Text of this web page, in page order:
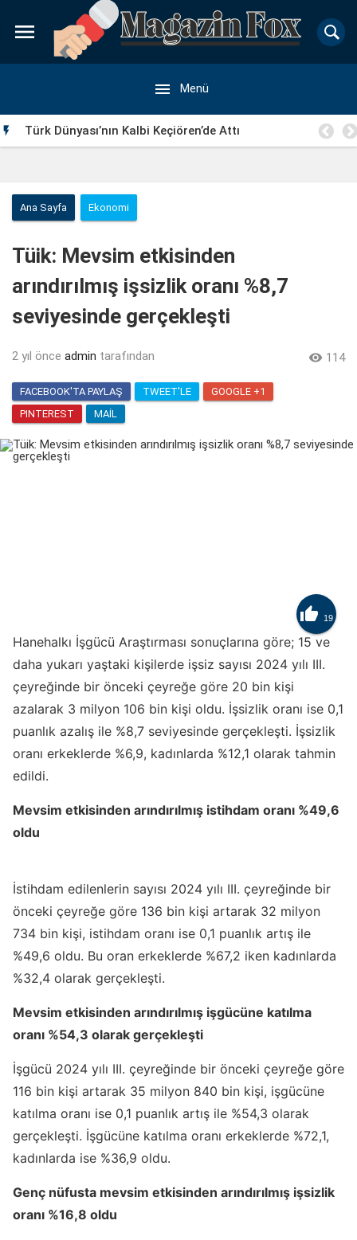

 Menü
 Türk Dünyası’nın Kalbi Keçiören’de Attı
Ana Sayfa Ekonomi
Tüik: Mevsim etkisinden
arındırılmış işsizlik oranı %8,7
seviyesinde gerçekleşti
2 yıl önce admin tarafından  114
FACEBOOK'TA PAYLAŞ TWEET'LE
GOOGLE +1
PINTEREST
MAIL
 19
Hanehalkı İşgücü Araştırması sonuçlarına göre; 15 ve
daha yukarı yaştaki kişilerde işsiz sayısı 2024 yılı III.
çeyreğinde bir önceki çeyreğe göre 20 bin kişi
azalarak 3 milyon 106 bin kişi oldu. İşsizlik oranı ise 0,1
puanlık azalış ile %8,7 seviyesinde gerçekleşti. İşsizlik
oranı erkeklerde %6,9, kadınlarda %12,1 olarak tahmin
edildi.
Mevsim etkisinden arındırılmış istihdam oranı %49,6
oldu
İstihdam edilenlerin sayısı 2024 yılı III. çeyreğinde bir
önceki çeyreğe göre 136 bin kişi artarak 32 milyon
734 bin kişi, istihdam oranı ise 0,1 puanlık artış ile
%49,6 oldu. Bu oran erkeklerde %67,2 iken kadınlarda
%32,4 olarak gerçekleşti.
Mevsim etkisinden arındırılmış işgücüne katılma
oranı %54,3 olarak gerçekleşti
İşgücü 2024 yılı III. çeyreğinde bir önceki çeyreğe göre
116 bin kişi artarak 35 milyon 840 bin kişi, işgücüne
katılma oranı ise 0,1 puanlık artış ile %54,3 olarak
gerçekleşti. İşgücüne katılma oranı erkeklerde %72,1,
kadınlarda ise %36,9 oldu.
Genç nüfusta mevsim etkisinden arındırılmış işsizlik
oranı %16,8 oldu